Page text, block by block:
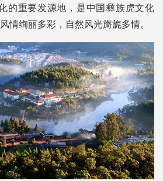
的重要发源地，是中国彝族虎文化
情绚丽多彩，自然风光旖旎多情。